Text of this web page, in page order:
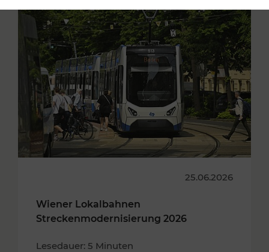
25.06.2026
Wiener Lokalbahnen
Streckenmodernisierung 2026
Lesedauer: 5 Minuten